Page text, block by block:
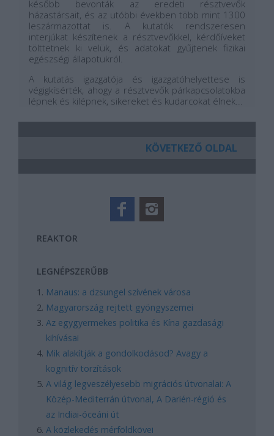
később bevonták az eredeti résztvevők
házastársait, és az utóbbi években több mint 1300
leszármazottat is. A kutatók rendszeresen
interjúkat készítenek a résztvevőkkel, kérdőíveket
tölttetnek ki velük, és adatokat gyűjtenek fizikai
egészségi állapotukról.
A kutatás igazgatója és igazgatóhelyettese is
végigkísérték, ahogy a résztvevők párkapcsolatokba
lépnek és kilépnek, sikereket és kudarcokat élnek...
KÖVETKEZŐ OLDAL
REAKTOR
LEGNÉPSZERŰBB
Manaus: a dzsungel szívének városa
Magyarország rejtett gyöngyszemei
Az egygyermekes politika és Kína gazdasági
kihívásai
Mik alakítják a gondolkodásod? Avagy a
kognitív torzítások
A világ legveszélyesebb migrációs útvonalai: A
Közép-Mediterrán útvonal, A Darién-régió és
az Indiai-óceáni út
A közlekedés mérföldkövei